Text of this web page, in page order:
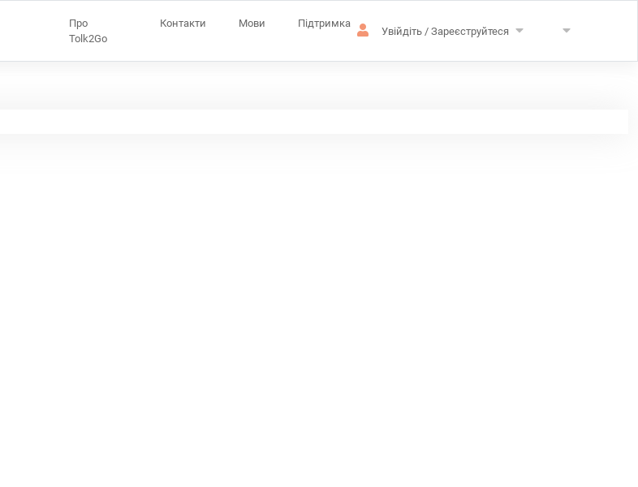
Про
Tolk2Go
Контакти Мови Підтримка
Увійдіть / Зареєструйтеся